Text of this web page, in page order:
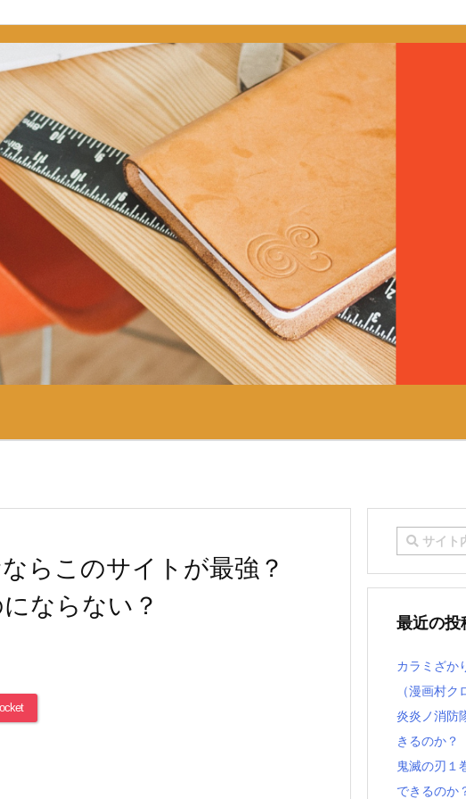
らこのサイトが最強？
ならない？
最近の投
カラミざか
（漫画村
炎炎ノ消防
きるのか？
鬼滅の刃１
できるのか